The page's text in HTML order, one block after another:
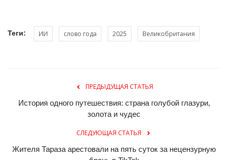
Теги: ИИ слово года 2025 Великобритания
ПРЕДЫДУЩАЯ СТАТЬЯ
История одного путешествия: страна голубой глазури,
золота и чудес
СЛЕДУЮЩАЯ СТАТЬЯ
Жителя Тараза арестовали на пять суток за нецензурную